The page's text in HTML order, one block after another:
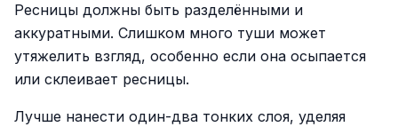
Ресницы должны быть разделёнными и
аккуратными. Слишком много туши может
утяжелить взгляд, особенно если она осыпается
или склеивает ресницы.
Лучше нанести один-два тонких слоя, уделяя